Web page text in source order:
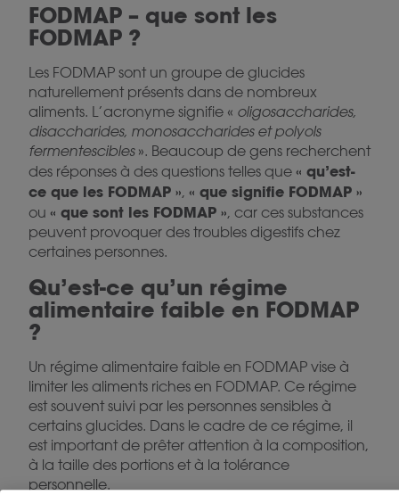
FODMAP – que sont les
FODMAP ?
Les FODMAP sont un groupe de glucides
naturellement présents dans de nombreux
aliments. L’acronyme signifie « oligosaccharides,
disaccharides, monosaccharides et polyols
fermentescibles ». Beaucoup de gens recherchent
des réponses à des questions telles que « qu’est-
ce que les FODMAP », « que signifie FODMAP »
ou « que sont les FODMAP », car ces substances
peuvent provoquer des troubles digestifs chez
certaines personnes.
Qu’est-ce qu’un régime
alimentaire faible en FODMAP
?
Un régime alimentaire faible en FODMAP vise à
limiter les aliments riches en FODMAP. Ce régime
est souvent suivi par les personnes sensibles à
certains glucides. Dans le cadre de ce régime, il
est important de prêter attention à la composition,
à la taille des portions et à la tolérance
personnelle.